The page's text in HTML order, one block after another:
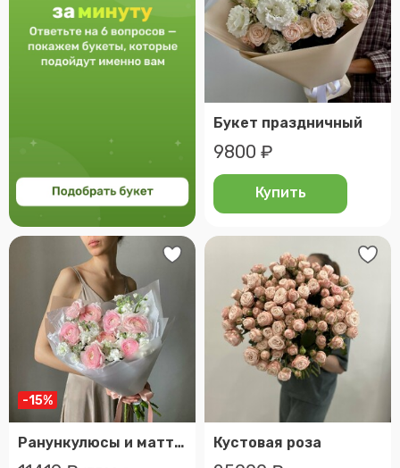
Букет праздничный
9800 ₽
Купить
-15%
Ранункулюсы и маттиола, любимые цветы ренаты литвиновой. Кустовая роза